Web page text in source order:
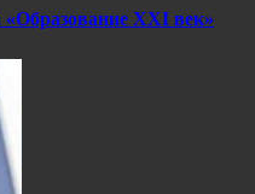
«Образование ХХI век»